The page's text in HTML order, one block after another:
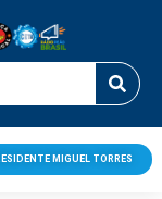
MIGUEL TORRES